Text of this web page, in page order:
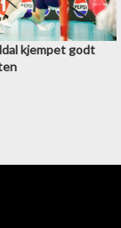
kjempet godt